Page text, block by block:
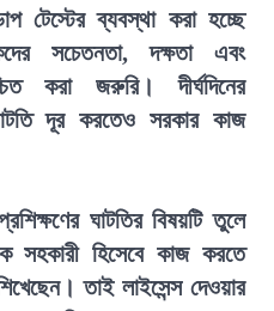
টেস্টের ব্যবস্থা করা হচ্ছে
সচেতনতা, দক্ষতা এবং
করা জরুরি। দীর্ঘদিনের
দূর করতেও সরকার কাজ
ঘাটতির বিষয়টি তুলে
সহকারী হিসেবে কাজ করতে
তাই লাইসেন্স দেওয়ার